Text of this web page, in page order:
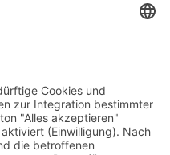
nach anderthalb Jahren
stattfindet, auch wenn
der Alumni-
Teilnehmerinnen und
gefördert und in ihrer
Bei den
von heute mit den